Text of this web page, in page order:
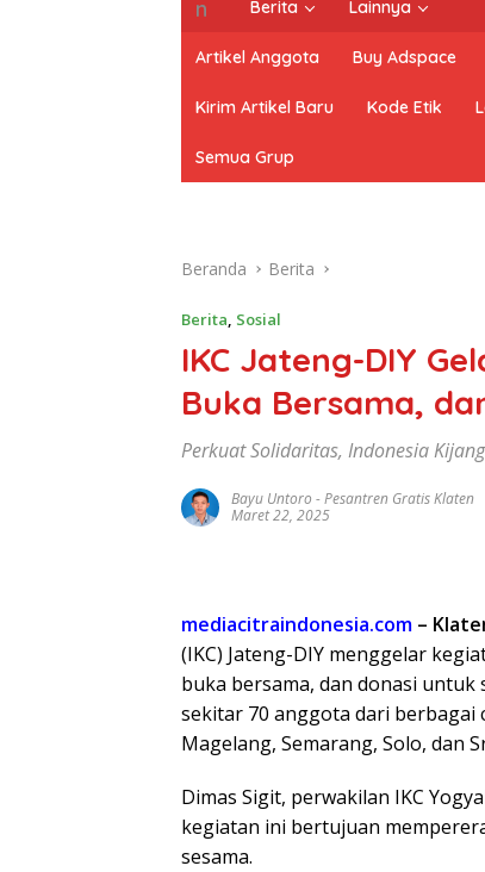
Berita Lainnya
Artikel Anggota Buy Adspace
Kirim Artikel Baru Kode Etik
Semua Grup
Beranda Berita
Berita, Sosial
IKC Jateng-DIY
Buka Bersama,
Perkuat Solidaritas, Indonesia
Bayu Untoro -Pesantren Gratis Klaten
Maret 22, 2025
mediacitraindonesia.com –
(IKC) Jateng-DIY menggelar
buka bersama, dan donasi
sekitar 70 anggota dari berbagai
Magelang, Semarang, Solo, dan
Dimas Sigit, perwakilan IKC
kegiatan ini bertujuan
sesama.